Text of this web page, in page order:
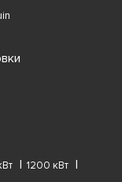
1200 кВт